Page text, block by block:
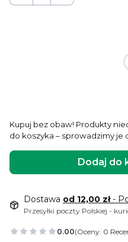
Kupuj bez obaw! Produkty
do koszyka – sprowadzimy je
Dodaj do
Dostawa od 12,00 zł-
Przesyłki poczty Polskiej -
0.00(Oceny: 0